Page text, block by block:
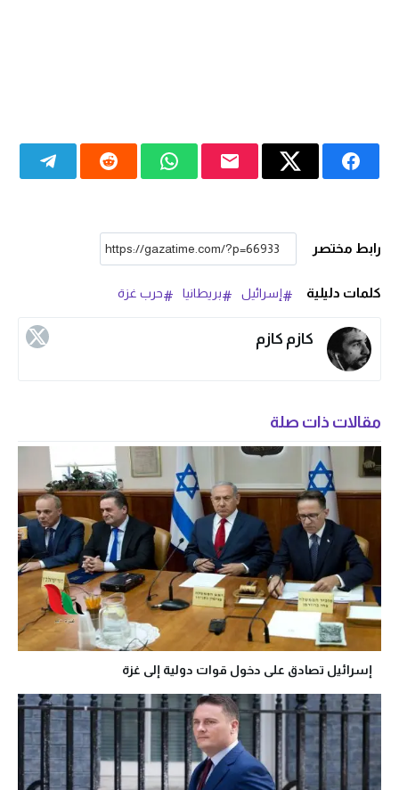
رابط مختصر
كلمات دليلية إسرائيل بريطانيا حرب غزة
كازم كازم
مقالات ذات صلة
إسرائيل تصادق على دخول قوات دولية إلى غزة